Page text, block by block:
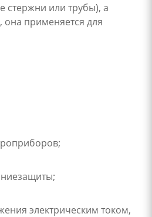
стержни или трубы), а
она применяется для
электрическим током,